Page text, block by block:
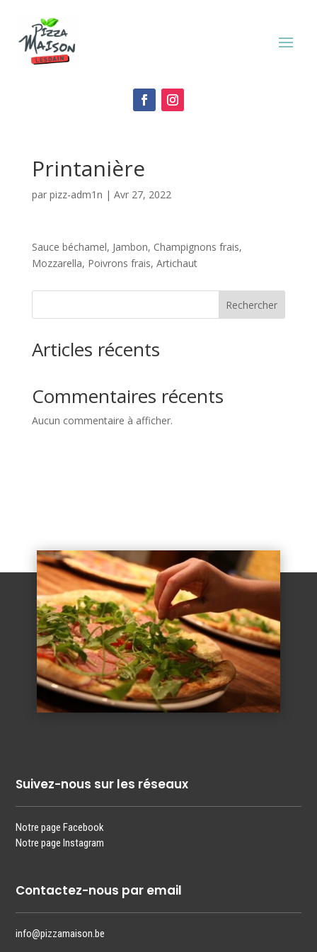
Printanière
par pizz-adm1n | Avr 27, 2022
Sauce béchamel, Jambon, Champignons frais,
Mozzarella, Poivrons frais, Artichaut
Rechercher
Articles récents
Commentaires récents
Aucun commentaire à afficher.
Suivez-nous sur les réseaux
Notre page Facebook
Notre page Instagram
Contactez-nous par email
info@pizzamaison.be